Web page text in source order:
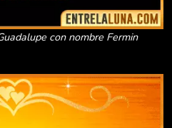
con nombre Fermin